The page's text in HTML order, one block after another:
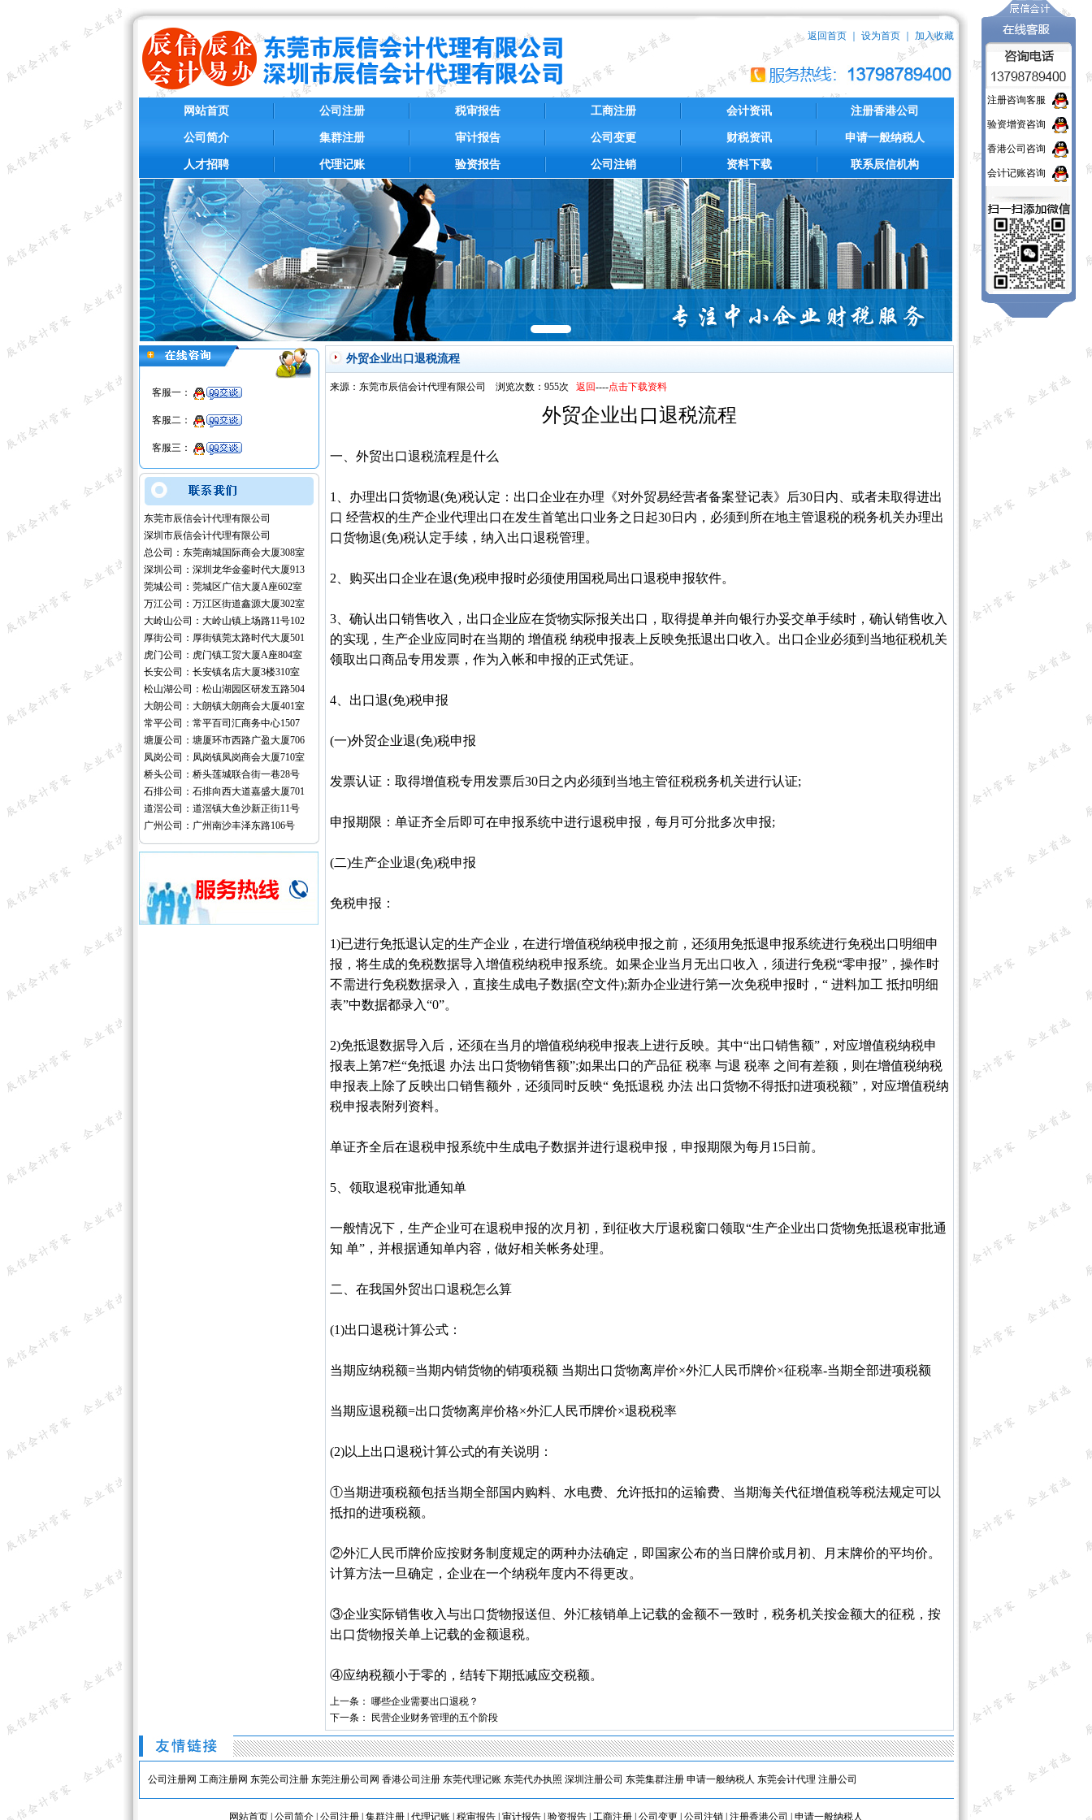
返回首页｜ 设为首页｜ 加入收藏
网站首页
公司简介
人才招聘
公司注册
集群注册
代理记账
税审报告
审计报告
验资报告
工商注册
公司变更
公司注销
会计资讯
财税资讯
资料下载
注册香港公司
申请一般纳税人
联系辰信机构
客服一：
客服二：
客服三：
东莞市辰信会计代理有限公司
深圳市辰信会计代理有限公司
总公司：东莞南城国际商会大厦308室
深圳公司：深圳龙华金銮时代大厦913
莞城公司：莞城区广信大厦A座602室
万江公司：万江区街道鑫源大厦302室
大岭山公司：大岭山镇上场路11号102
厚街公司：厚街镇莞太路时代大厦501
虎门公司：虎门镇工贸大厦A座804室
长安公司：长安镇名店大厦3楼310室
松山湖公司：松山湖园区研发五路504
大朗公司：大朗镇大朗商会大厦401室
常平公司：常平百司汇商务中心1507
塘厦公司：塘厦环市西路广盈大厦706
凤岗公司：凤岗镇凤岗商会大厦710室
桥头公司：桥头莲城联合街一巷28号
石排公司：石排向西大道嘉盛大厦701
道滘公司：道滘镇大鱼沙新正街11号
广州公司：广州南沙丰泽东路106号
外贸企业出口退税流程
来源：东莞市辰信会计代理有限公司 浏览次数：955次 返回----点击下载资料
外贸企业出口退税流程
一、外贸出口退税流程是什么
1、办理出口货物退(免)税认定：出口企业在办理《对外贸易经营者备案登记表》后30日内、或者未取得进出
口 经营权的生产企业代理出口在发生首笔出口业务之日起30日内，必须到所在地主管退税的税务机关办理出
口货物退(免)税认定手续，纳入出口退税管理。
2、购买出口企业在退(免)税申报时必须使用国税局出口退税申报软件。
3、确认出口销售收入，出口企业应在货物实际报关出口，取得提单并向银行办妥交单手续时，确认销售收入
的实现，生产企业应同时在当期的 增值税 纳税申报表上反映免抵退出口收入。出口企业必须到当地征税机关
领取出口商品专用发票，作为入帐和申报的正式凭证。
4、出口退(免)税申报
(一)外贸企业退(免)税申报
发票认证：取得增值税专用发票后30日之内必须到当地主管征税税务机关进行认证;
申报期限：单证齐全后即可在申报系统中进行退税申报，每月可分批多次申报;
(二)生产企业退(免)税申报
免税申报：
1)已进行免抵退认定的生产企业，在进行增值税纳税申报之前，还须用免抵退申报系统进行免税出口明细申
报，将生成的免税数据导入增值税纳税申报系统。如果企业当月无出口收入，须进行免税“零申报”，操作时
不需进行免税数据录入，直接生成电子数据(空文件);新办企业进行第一次免税申报时，“ 进料加工 抵扣明细
表”中数据都录入“0”。
2)免抵退数据导入后，还须在当月的增值税纳税申报表上进行反映。其中“出口销售额”，对应增值税纳税申
报表上第7栏“免抵退 办法 出口货物销售额”;如果出口的产品征 税率 与退 税率 之间有差额，则在增值税纳税
申报表上除了反映出口销售额外，还须同时反映“ 免抵退税 办法 出口货物不得抵扣进项税额”，对应增值税纳
税申报表附列资料。
单证齐全后在退税申报系统中生成电子数据并进行退税申报，申报期限为每月15日前。
5、领取退税审批通知单
一般情况下，生产企业可在退税申报的次月初，到征收大厅退税窗口领取“生产企业出口货物免抵退税审批通
知 单”，并根据通知单内容，做好相关帐务处理。
二、在我国外贸出口退税怎么算
(1)出口退税计算公式：
当期应纳税额=当期内销货物的销项税额 当期出口货物离岸价×外汇人民币牌价×征税率-当期全部进项税额
当期应退税额=出口货物离岸价格×外汇人民币牌价×退税税率
(2)以上出口退税计算公式的有关说明：
①当期进项税额包括当期全部国内购料、水电费、允许抵扣的运输费、当期海关代征增值税等税法规定可以
抵扣的进项税额。
②外汇人民币牌价应按财务制度规定的两种办法确定，即国家公布的当日牌价或月初、月末牌价的平均价。
计算方法一旦确定，企业在一个纳税年度内不得更改。
③企业实际销售收入与出口货物报送但、外汇核销单上记载的金额不一致时，税务机关按金额大的征税，按
出口货物报关单上记载的金额退税。
④应纳税额小于零的，结转下期抵减应交税额。
上一条： 哪些企业需要出口退税？
下一条：
民营企业财务管理的五个阶段
公司注册网 工商注册网 东莞公司注册 东莞注册公司网 香港公司注册 东莞代理记账 东莞代办执照 深圳注册公司 东莞集群注册 申请一般纳税人 东莞会计代理 注册公司
网站首页 公司简介 公司注册 集群注册 代理记账 税审报告 审计报告 验资报告 工商注册 公司变更 公司注销 注册香港公司 申请一般纳税人
注册咨询客服
验资增资咨询
香港公司咨询
会计记账咨询